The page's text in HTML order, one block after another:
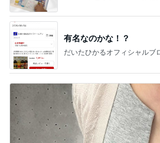
有名なのかな！？
だいたひかるオフィシャルブ